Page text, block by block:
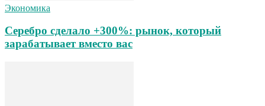
Экономика
Серебро сделало +300%: рынок, который
зарабатывает вместо вас